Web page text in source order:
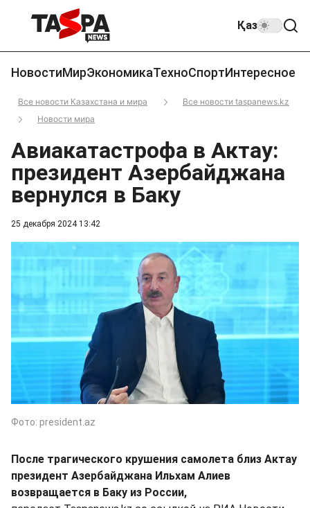
Қаз
НовостиМирЭкономикаТехноСпортИнтересное
Все новости Казахстана и мира
Все новости taspanews.kz
Новости мира
25 декабря 2024 13:42
Авиакатастрофа в Актау:
президент Азербайджана
вернулся в Баку
Фото: president.az
После трагического крушения самолета близ Актау
президент Азербайджана Ильхам Алиев
возвращается в Баку из России,